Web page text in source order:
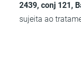
2439, conj 121,
sujeita ao